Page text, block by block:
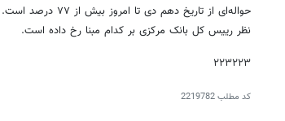
حواله‌ای از
نظر رییس کل بانک مرکزی بر کدام مبنا رخ داده است.
۲۲۳۲۲۳
کد مطلب2219782